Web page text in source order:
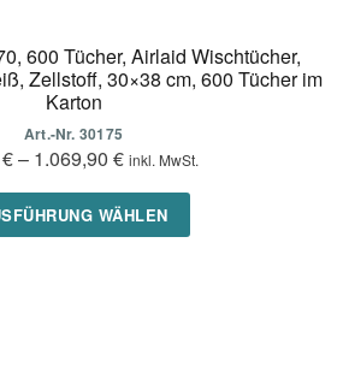
600 Tücher, Airlaid Wischtücher,
Zellstoff, 30×38 cm, 600 Tücher im
Karton
Art.-Nr. 30175
€– 1.069,90 € inkl. MwSt.
WÄHLEN
Produkt